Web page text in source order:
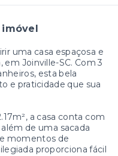
uma casa espaçosa e
Joinville-SC. Com 3
esta bela
e praticidade que sua
a casa conta com
de uma sacada
momentos de
proporciona fácil